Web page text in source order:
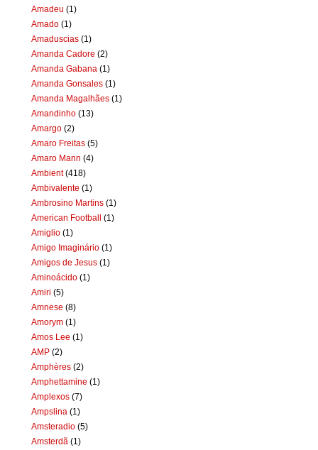
Amadeu (1)
Amado (1)
Amaduscias (1)
Amanda Cadore (2)
Amanda Gabana (1)
Amanda Gonsales (1)
Amanda Magalhães (1)
Amandinho (13)
Amargo (2)
Amaro Freitas (5)
Amaro Mann (4)
Ambient (418)
Ambivalente (1)
Ambrosino Martins (1)
American Football (1)
Amiglio (1)
Amigo Imaginário (1)
Amigos de Jesus (1)
Aminoácido (1)
Amiri (5)
Amnese (8)
Amorym (1)
Amos Lee (1)
AMP (2)
Amphères (2)
Amphettamine (1)
Amplexos (7)
Ampslina (1)
Amsteradio (5)
Amsterdã (1)